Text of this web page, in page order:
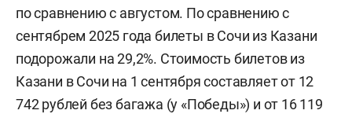
по сравнению с августом. По сравнению с
сентябрем 2025 года билеты в Сочи из Казани
подорожали на 29,2%. Стоимость билетов из
Казани в Сочи на 1 сентября составляет от 12
742 рублей без багажа (у «Победы») и от 16 119